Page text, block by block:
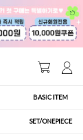
BASIC ITEM
SET/ONEPIECE